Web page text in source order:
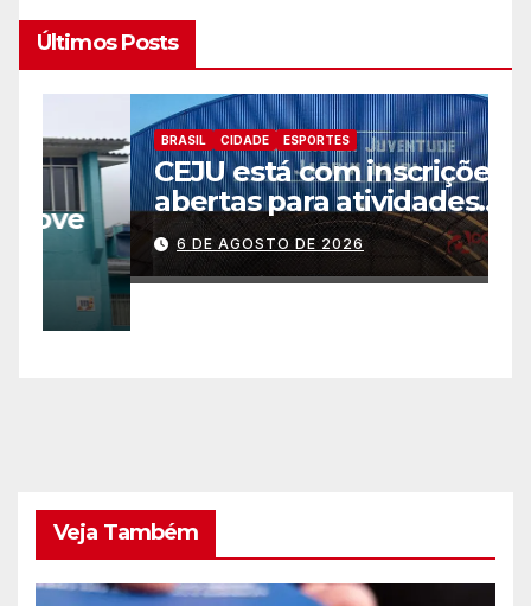
Últimos Posts
BRASIL CIDADE ESPORTES
CEJU está com inscrições
abertas para atividades
gratuitas
6 DE AGOSTO DE 2026
Veja Também